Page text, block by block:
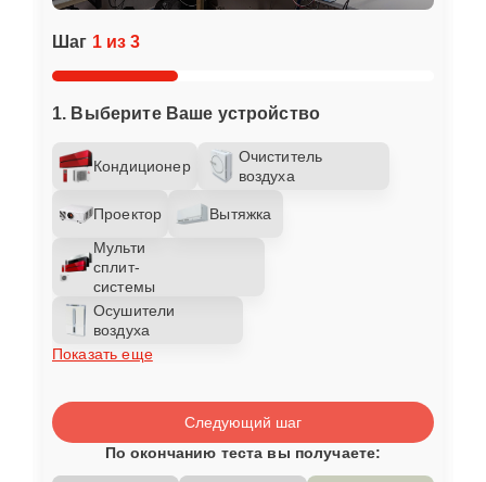
Шаг 1 из 3
1. Выберите Ваше устройство
Кондиционер
Очиститель
воздуха
Проектор
Вытяжка
Мульти
сплит-
системы
Осушители
воздуха
Показать еще
Следующий шаг
По окончанию теста вы получаете: